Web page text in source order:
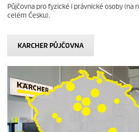
Půjčovna pro fyzické i právnické osoby (na
celém Česku).
KARCHER PŮJČOVNA